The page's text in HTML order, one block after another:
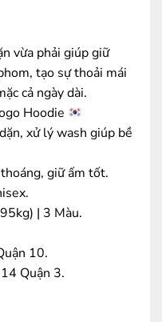
vừa phải giúp giữ
tạo sự thoải mái
cả ngày dài.
Hoodie
xử lý wash giúp bề
giữ ấm tốt.
| 3 Màu.
10.
Quận 3.